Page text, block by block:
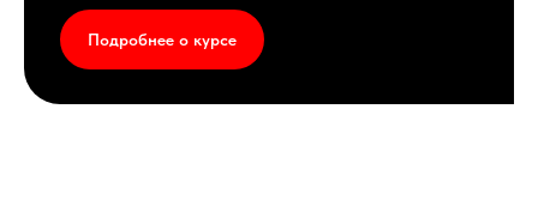
Подробнее о курсе